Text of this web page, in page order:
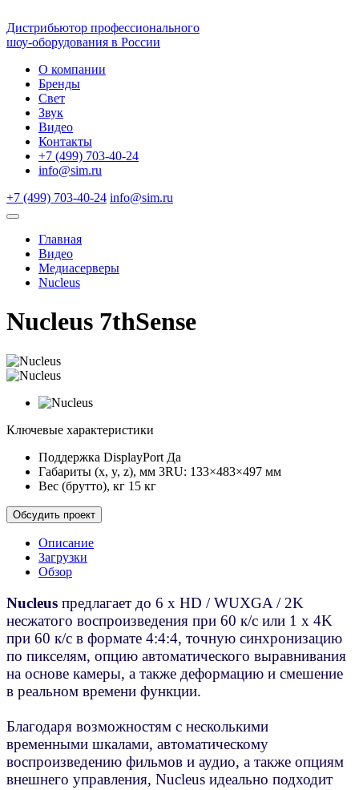
Дистрибьютор профессионального
шоу-оборудования в России
О компании
Бренды
Свет
Звук
Видео
Контакты
+7 (499) 703-40-24
info@sim.ru
+7 (499) 703-40-24 info@sim.ru
Главная
Видео
Медиасерверы
Nucleus
Nucleus 7thSense
Ключевые характеристики
Поддержка DisplayPort Да
Габариты (x, y, z), мм 3RU: 133×483×497 мм
Вес (брутто), кг 15 кг
Обсудить проект
Описание
Загрузки
Обзор
Nucleus предлагает до 6 x HD / WUXGA / 2K
несжатого воспроизведения при 60 к/с или 1 x 4K
при 60 к/с в формате 4:4:4, точную синхронизацию
по пикселям, опцию автоматического выравнивания
на основе камеры, а также деформацию и смешение
в реальном времени функции.
Благодаря возможностям с несколькими
временными шкалами, автоматическому
воспроизведению фильмов и аудио, а также опциям
внешнего управления, Nucleus идеально подходит